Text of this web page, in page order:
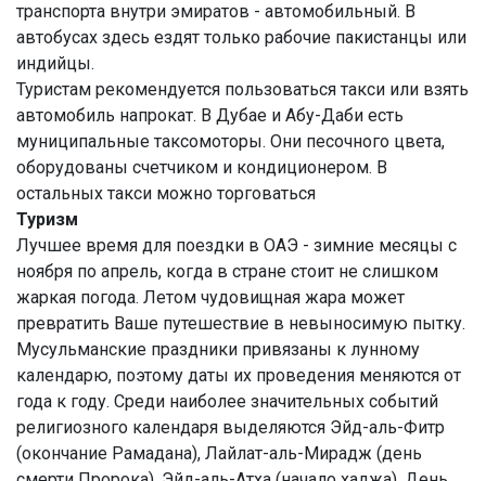
транспорта внутри эмиратов - автомобильный. В
автобусах здесь ездят только рабочие пакистанцы или
индийцы.
Туристам рекомендуется пользоваться такси или взять
автомобиль напрокат. В Дубае и Абу-Даби есть
муниципальные таксомоторы. Они песочного цвета,
оборудованы счетчиком и кондиционером. В
остальных такси можно торговаться
Туризм
Лучшее время для поездки в ОАЭ - зимние месяцы с
ноября по апрель, когда в стране стоит не слишком
жаркая погода. Летом чудовищная жара может
превратить Ваше путешествие в невыносимую пытку.
Мусульманские праздники привязаны к лунному
календарю, поэтому даты их проведения меняются от
года к году. Среди наиболее значительных событий
религиозного календаря выделяются Эйд-аль-Фитр
(окончание Рамадана), Лайлат-аль-Мирадж (день